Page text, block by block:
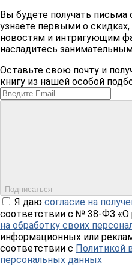
Вы будете получать
узнаете первыми о
новостям и интригующим
насладитесь
Оставьте свою почту и
книгу из нашей особой
Подписаться
Я даю согласие на
соответствии с № 38-ФЗ «О
на обработку своих
информационных или
соответствии с Политикой
персональных данных